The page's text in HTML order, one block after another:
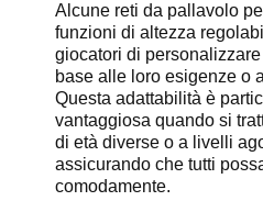
Alcune reti da pallavolo
funzioni di altezza
giocatori di
base alle loro esigenze o
Questa adattabilità è
vantaggiosa quando si
di età diverse o a livelli
assicurando che tutti
comodamente.